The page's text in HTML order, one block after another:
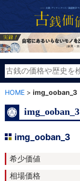
HOME > img_ooban_3
img_ooban_3
img_ooban_3
希少価値
相場価格